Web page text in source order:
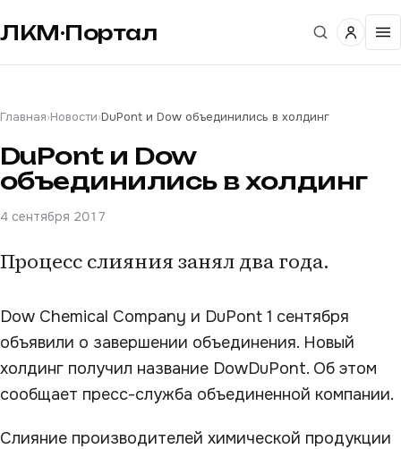
ЛКМ·Портал
Главная›Новости›DuPont и Dow объединились в холдинг
DuPont и Dow
объединились в холдинг
4 сентября 2017
Процесс слияния занял два года.
Dow Chemical Company и DuPont 1 сентября
объявили о завершении объединения. Новый
холдинг получил название DowDuPont. Об этом
сообщает пресс-служба объединенной компании.
Слияние производителей химической продукции